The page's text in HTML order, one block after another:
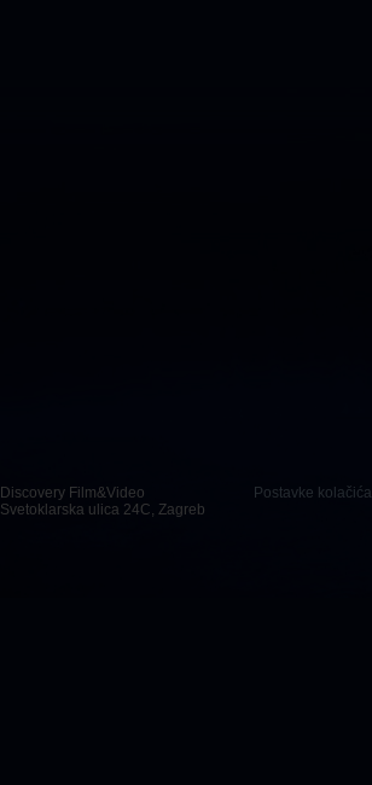
Discovery Film&Video
Svetoklarska ulica 24C, Zagreb
Postavke kolačića